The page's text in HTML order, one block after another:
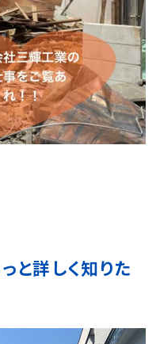
と詳しく知りた